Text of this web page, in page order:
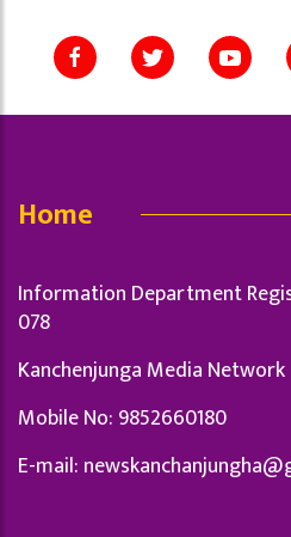
Home
Information Department
078
Kanchenjunga Media Network
Mobile No: 9852660180
E-mail: